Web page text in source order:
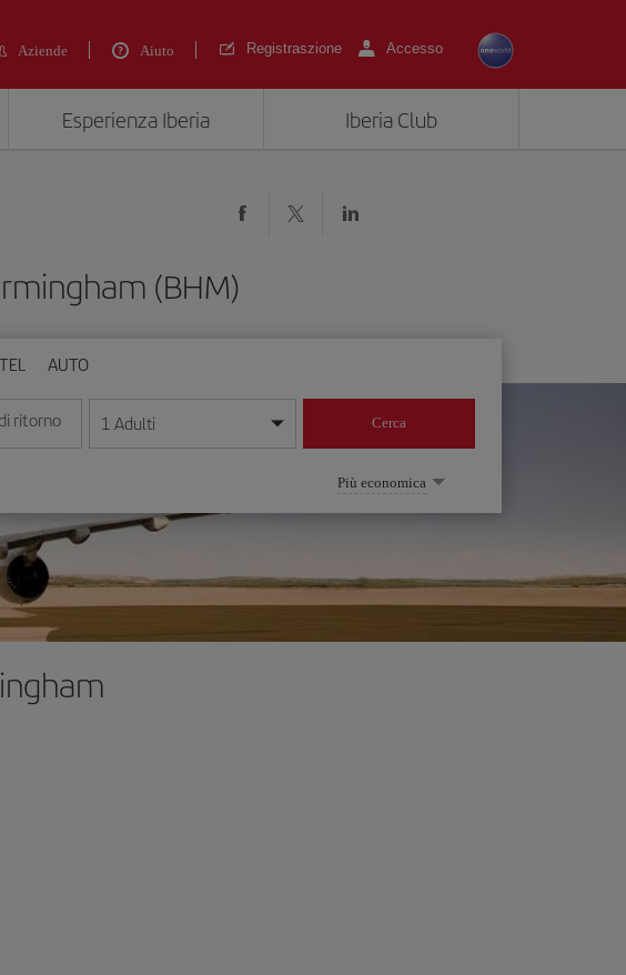
Aziende Aiuto Registraszione Accesso
Esperienza Iberia Iberia Club
(BHM)
AUTO
mese/anno
ritorno
data nel formato giorno/mese/anno
1 Adulti Cerca
Più economica